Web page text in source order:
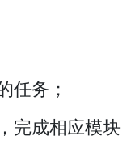
任务；
完成相应模块